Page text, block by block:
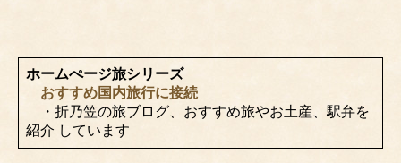
ホームぺージ旅シリーズ
おすすめ国内旅行に接続
・折乃笠の旅ブログ、おすすめ旅やお土産、駅弁を
紹介 しています